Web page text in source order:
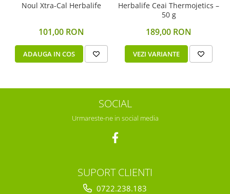
Noul Xtra-Cal Herbalife
101,00 RON
ADAUGA IN COS
Herbalife Ceai Thermojetics –
50 g
189,00 RON
VEZI VARIANTE
SOCIAL
Urmareste-ne in social media
SUPORT CLIENTI
0722.238.183